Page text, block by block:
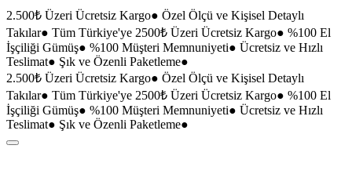
2.500₺ Üzeri Ücretsiz Kargo● Özel Ölçü ve Kişisel Detaylı
Takılar● Tüm Türkiye'ye 2500₺ Üzeri Ücretsiz Kargo● %100 El
İşçiliği Gümüş● %100 Müşteri Memnuniyeti● Ücretsiz ve Hızlı
Teslimat● Şık ve Özenli Paketleme●
2.500₺ Üzeri Ücretsiz Kargo● Özel Ölçü ve Kişisel Detaylı
Takılar● Tüm Türkiye'ye 2500₺ Üzeri Ücretsiz Kargo● %100 El
İşçiliği Gümüş● %100 Müşteri Memnuniyeti● Ücretsiz ve Hızlı
Teslimat● Şık ve Özenli Paketleme●